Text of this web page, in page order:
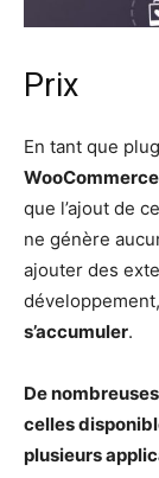
Prix
En tant que
que l’ajout de
ne génère
ajouter des
développement,
s’accumuler.
De
celles
plusieurs